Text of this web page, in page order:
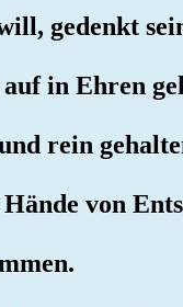
gedenkt
in Ehren
rein
von